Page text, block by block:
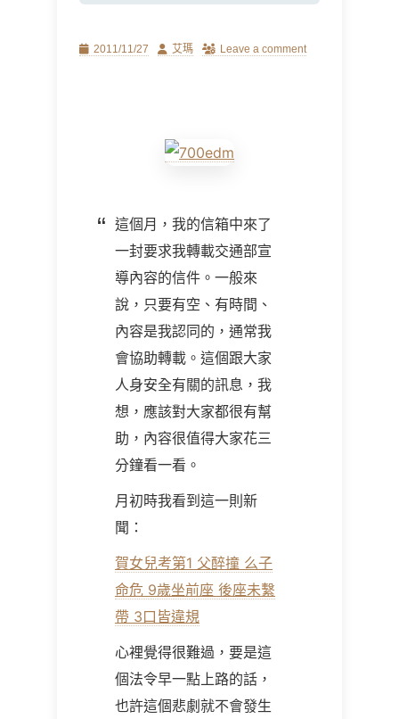
Posted2011/11/27 Author
艾瑪 Leave a comment
這個月，我的信箱中來了
一封要求我轉載交通部宣
導內容的信件。一般來
說，只要有空、有時間、
內容是我認同的，通常我
會協助轉載。這個跟大家
人身安全有關的訊息，我
想，應該對大家都很有幫
助，內容很值得大家花三
分鐘看一看。
月初時我看到這一則新
聞：
賀女兒考第1 父醉撞 么子
命危 9歲坐前座 後座未繫
帶 3口皆違規
心裡覺得很難過，要是這
個法令早一點上路的話，
也許這個悲劇就不會發生